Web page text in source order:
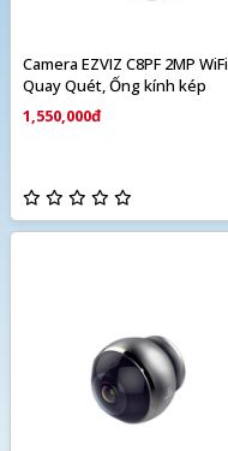
Camera EZVIZ C8PF 2MP WiFi
Quay Quét, Ống kính kép
1,550,000đ